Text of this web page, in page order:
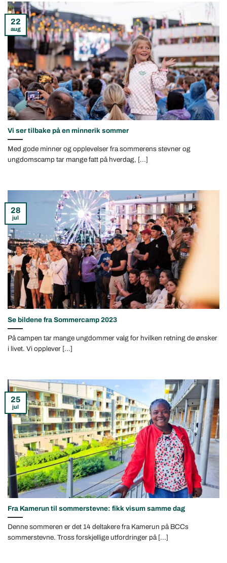
Vi ser tilbake på en minnerik sommer
Med gode minner og opplevelser fra sommerens stevner og
ungdomscamp tar mange fatt på hverdag, [...]
22
aug
Se bildene fra Sommercamp 2023
På campen tar mange ungdommer valg for hvilken retning de ønsker
i livet. Vi opplever [...]
28
jul
Fra Kamerun til sommerstevne: fikk visum samme dag
Denne sommeren er det 14 deltakere fra Kamerun på BCCs
sommerstevne. Tross forskjellige utfordringer på [...]
25
jul